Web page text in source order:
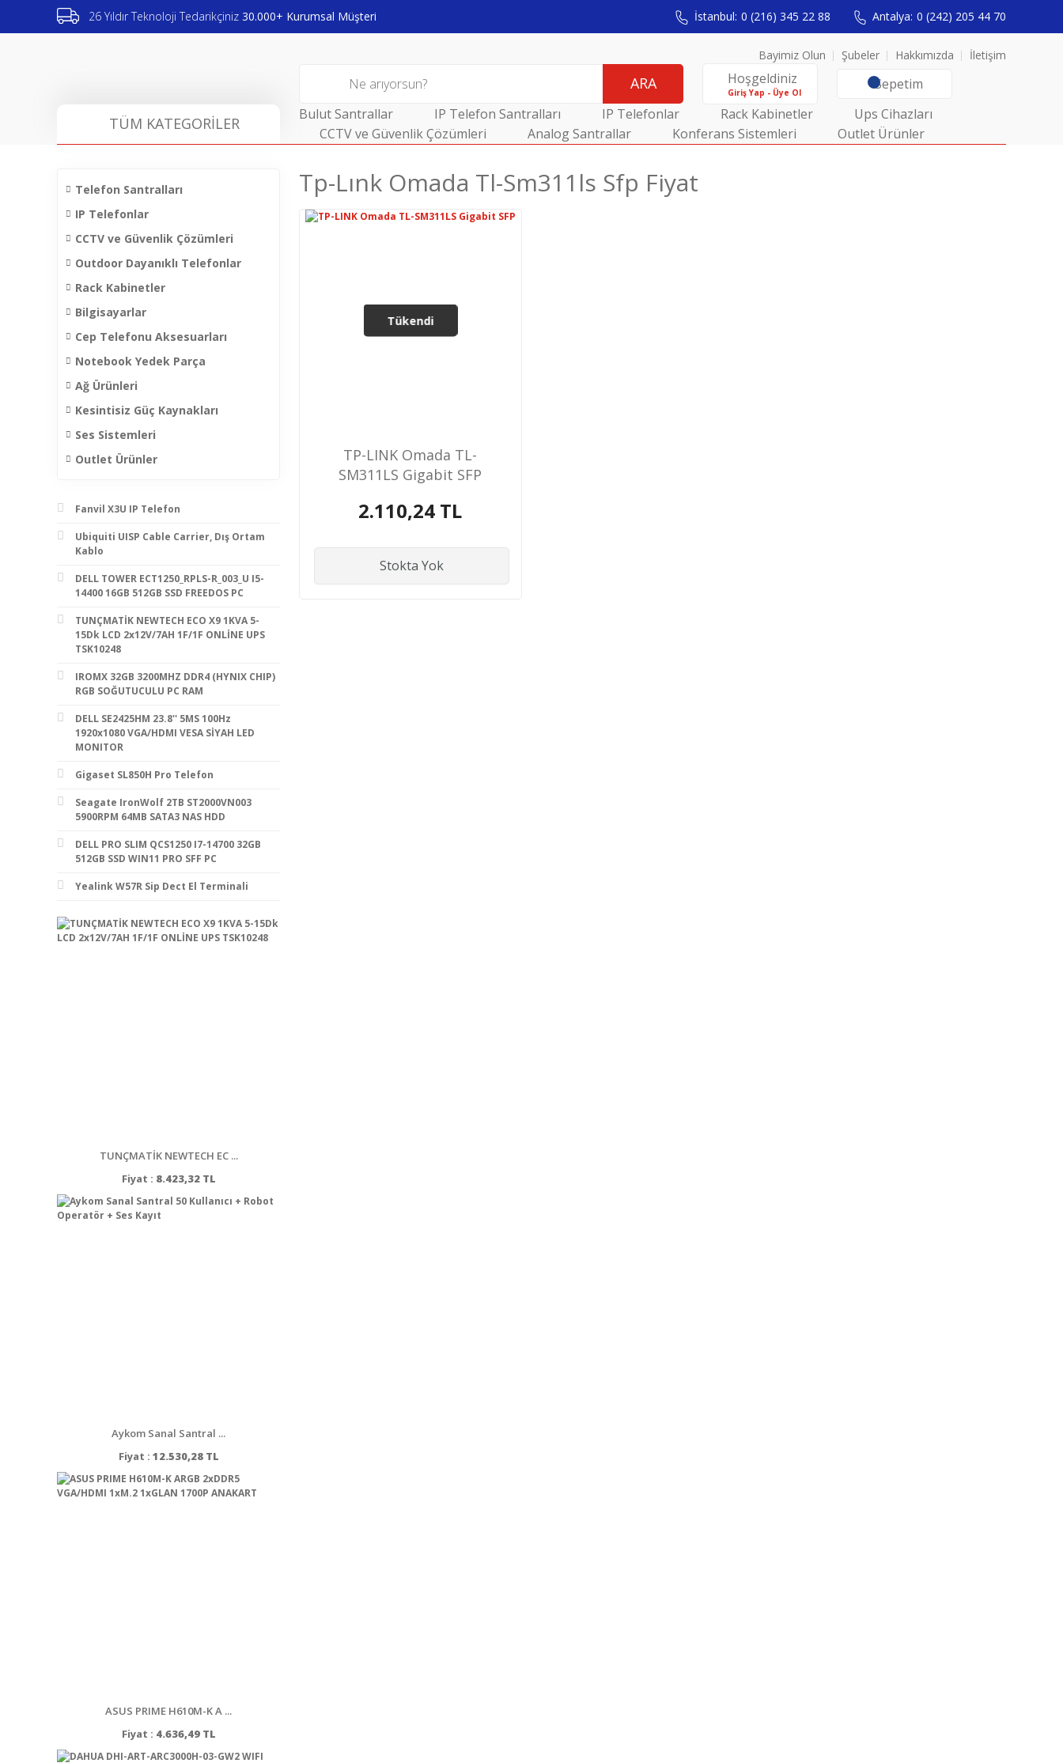
26 Yıldır Teknoloji Tedarikçiniz 30.000+ Kurumsal Müşteri İstanbul: 0 (216) 345 22 88 Antalya: 0 (242) 205 44 70
Bayimiz Olun Şubeler Hakkımızda İletişim
ARA Hoşgeldiniz
Giriş Yap - Üye Ol Sepetim
TÜM KATEGORİLER Bulut Santrallar IP Telefon Santralları IP Telefonlar Rack Kabinetler
Ups Cihazları
CCTV ve Güvenlik Çözümleri
Analog Santrallar Konferans Sistemleri Outlet Ürünler
Telefon Santralları
IP Telefonlar
CCTV ve Güvenlik Çözümleri
Outdoor Dayanıklı Telefonlar
Rack Kabinetler
Bilgisayarlar
Cep Telefonu Aksesuarları
Notebook Yedek Parça
Ağ Ürünleri
Kesintisiz Güç Kaynakları
Ses Sistemleri
Outlet Ürünler
Fanvil X3U IP Telefon
Ubiquiti UISP Cable Carrier, Dış Ortam
Kablo
DELL TOWER ECT1250_RPLS-R_003_U I5-
14400 16GB 512GB SSD FREEDOS PC
TUNÇMATİK NEWTECH ECO X9 1KVA 5-
15Dk LCD 2x12V/7AH 1F/1F ONLİNE UPS
TSK10248
IROMX 32GB 3200MHZ DDR4 (HYNIX CHIP)
RGB SOĞUTUCULU PC RAM
DELL SE2425HM 23.8'' 5MS 100Hz
1920x1080 VGA/HDMI VESA SİYAH LED
MONITOR
Gigaset SL850H Pro Telefon
Seagate IronWolf 2TB ST2000VN003
5900RPM 64MB SATA3 NAS HDD
DELL PRO SLIM QCS1250 I7-14700 32GB
512GB SSD WIN11 PRO SFF PC
Yealink W57R Sip Dect El Terminali
TUNÇMATİK NEWTECH EC ...
Fiyat : 8.423,32 TL
Aykom Sanal Santral ...
Fiyat : 12.530,28 TL
ASUS PRIME H610M-K A ...
Fiyat : 4.636,49 TL
Tp-Lınk Omada Tl-Sm311ls Sfp Fiyat
Tükendi
TP-LINK Omada TL-
SM311LS Gigabit SFP
2.110,24 TL
Stokta Yok